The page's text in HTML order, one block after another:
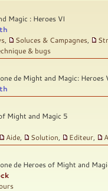
Magic : Heroes VI
Soluces & Campagnes
& bugs
de Might and Magic: Heroes
Might and Magic 5
Aide Solution Editeur
de Heroes of Might and